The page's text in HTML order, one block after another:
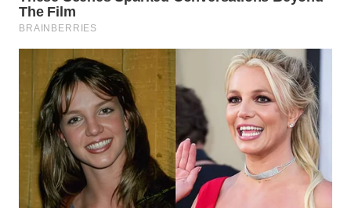
WAHANA
WAHANA
TANI
WAHANA
ADVOKAT
WAHANA